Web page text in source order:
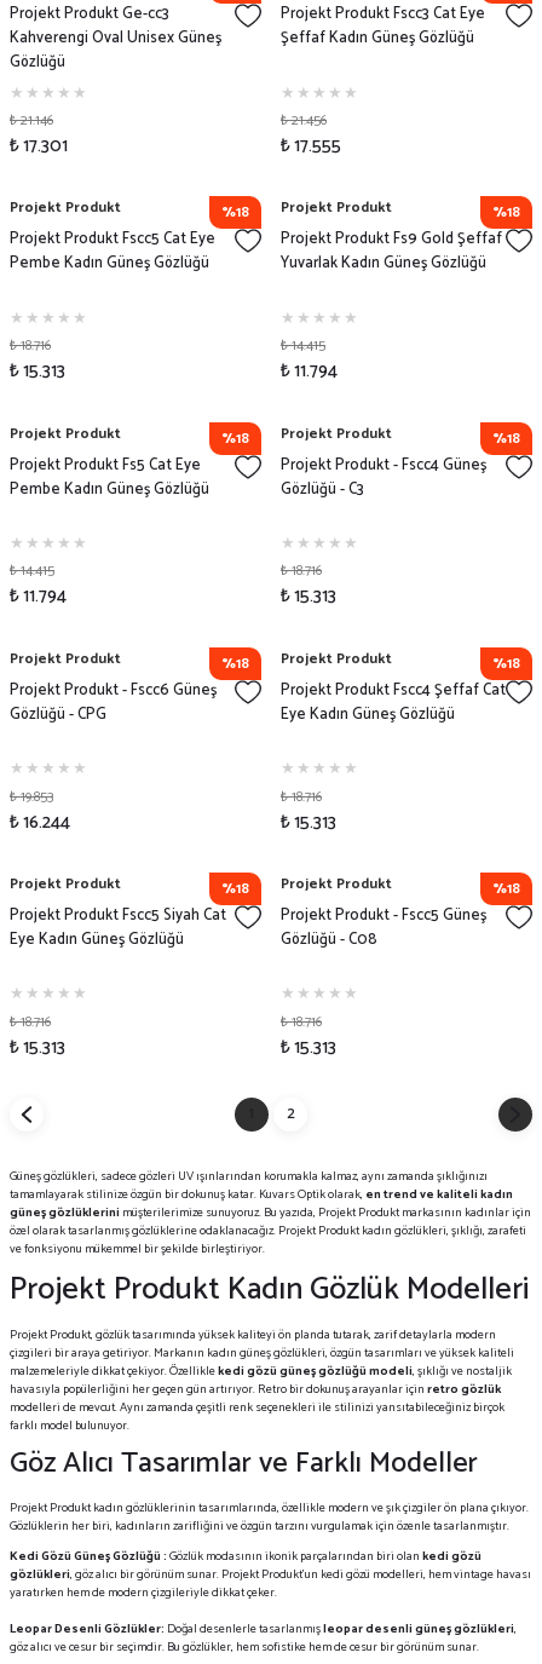
Projekt Produkt Ge-cc3
Kahverengi Oval Unisex Güneş
Gözlüğü
₺ 21.146
₺ 17.301
Projekt Produkt Fscc3 Cat Eye
Şeffaf Kadın Güneş Gözlüğü
₺ 21.456
₺ 17.555
%18
Projekt Produkt
Projekt Produkt Fscc5 Cat Eye
Pembe Kadın Güneş Gözlüğü
₺ 18.716
₺ 15.313
%18
Projekt Produkt
Projekt Produkt Fs9 Gold Şeffaf
Yuvarlak Kadın Güneş Gözlüğü
₺ 14.415
₺ 11.794
%18
Projekt Produkt
Projekt Produkt Fs5 Cat Eye
Pembe Kadın Güneş Gözlüğü
₺ 14.415
₺ 11.794
%18
Projekt Produkt
Projekt Produkt - Fscc4 Güneş
Gözlüğü - C3
₺ 18.716
₺ 15.313
%18
Projekt Produkt
Projekt Produkt - Fscc6 Güneş
Gözlüğü - CPG
₺ 19.853
₺ 16.244
%18
Projekt Produkt
Projekt Produkt Fscc4 Şeffaf Cat
Eye Kadın Güneş Gözlüğü
₺ 18.716
₺ 15.313
%18
Projekt Produkt
Projekt Produkt Fscc5 Siyah Cat
Eye Kadın Güneş Gözlüğü
₺ 18.716
₺ 15.313
%18
Projekt Produkt
Projekt Produkt - Fscc5 Güneş
Gözlüğü - C08
₺ 18.716
₺ 15.313
2
Güneş gözlükleri, sadece gözleri UV ışınlarından korumakla kalmaz, aynı zamanda şıklığınızı
tamamlayarak stilinize özgün bir dokunuş katar. Kuvars Optik olarak, en trend ve kaliteli kadın
güneş gözlüklerini müşterilerimize sunuyoruz. Bu yazıda, Projekt Produkt markasının kadınlar için
özel olarak tasarlanmış gözlüklerine odaklanacağız. Projekt Produkt kadın gözlükleri, şıklığı, zarafeti
ve fonksiyonu mükemmel bir şekilde birleştiriyor.
Projekt Produkt Kadın Gözlük Modelleri
Projekt Produkt, gözlük tasarımında yüksek kaliteyi ön planda tutarak, zarif detaylarla modern
çizgileri bir araya getiriyor. Markanın kadın güneş gözlükleri, özgün tasarımları ve yüksek kaliteli
malzemeleriyle dikkat çekiyor. Özelliklekedi gözü güneş gözlüğü modeli, şıklığı ve nostaljik
havasıyla popülerliğini her geçen gün artırıyor. Retro bir dokunuş arayanlar içinretro gözlük
modelleri de mevcut. Aynı zamanda çeşitli renk seçenekleri ile stilinizi yansıtabileceğiniz birçok
farklı model bulunuyor.
Göz Alıcı Tasarımlar ve Farklı Modeller
Projekt Produkt kadın gözlüklerinin tasarımlarında, özellikle modern ve şık çizgiler ön plana çıkıyor.
Gözlüklerin her biri, kadınların zarifliğini ve özgün tarzını vurgulamak için özenle tasarlanmıştır.
Kedi Gözü Güneş Gözlüğü :Gözlük modasının ikonik parçalarından biri olankedi gözü
gözlükleri, göz alıcı bir görünüm sunar. Projekt Produkt'un kedi gözü modelleri, hem vintage havası
yaratırken hem de modern çizgileriyle dikkat çeker.
Leopar Desenli Gözlükler: Doğal desenlerle tasarlanmışleopar desenli güneş gözlükleri,
göz alıcı ve cesur bir seçimdir. Bu gözlükler, hem sofistike hem de cesur bir görünüm sunar.